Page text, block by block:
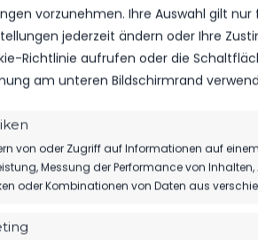
vorzunehmen. Ihre Auswahl gilt nur
jederzeit ändern oder Ihre
Richtlinie aufrufen oder die
am unteren Bildschirmrand
von oder Zugriff auf Informationen auf
Messung der Performance von
oder Kombinationen von Daten aus
LUDWIGSFELDE